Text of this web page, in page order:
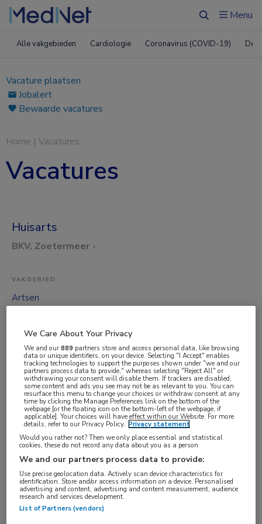
ZoekenMenu
Alle vakgebieden Cardiologie Coronavirus (COVID-19)
Vacature plaatsen
Jobalert
Bewaarde vacatures
Home | Vacatures
Vacatures
Huisarts
BKV, Zoetermeer
VAKGEBIED
Artsen
Huisarts
BRANCHE
(Groeps)praktijk
AANSTELLING
Vaste aanstelling
PLAATSINGSDATUM
13 mei 2025
NIVEAU
WO
ERVARING
Niet nader bepaald
DIENSTVERBAND
We Care About Your Privacy
We and our889 partners store and access personal data, like browsing
data or unique identifiers, on your device. Selecting "I Accept" enables
tracking technologies to support the purposes shown under "we and our
partners process data to provide," whereas selecting "Reject All" or
withdrawing your consent will disable them. If trackers are disabled,
some content and ads you see may not be as relevant to you. You can
resurface this menu to change your choices or withdraw consent at any
time by clicking the Manage Preferences link on the bottom of the
webpage [or the floating icon on the bottom-left of the webpage, if
applicable]. Your choices will have effect within our Website. For more
details, refer to our Privacy Policy. Privacy statement
Would you rather not? Then we only place essential and statistical
cookies, these do not record any data about you as a person
We and our partners process data to provide:
Use precise geolocation data. Actively scan device characteristics for
identification. Store and/or access information on a device. Personalised
advertising and content, advertising and content measurement, audience
research and services development.
List of Partners (vendors)